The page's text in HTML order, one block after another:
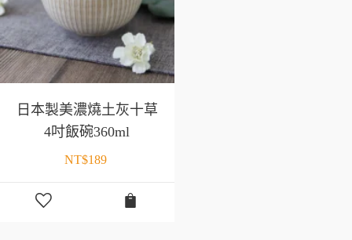
日本製美濃燒土灰十草
4吋飯碗360ml
NT$189